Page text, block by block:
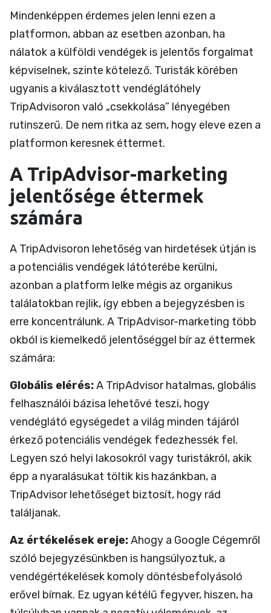
Mindenképpen érdemes jelen lenni ezen a
platformon, abban az esetben azonban, ha
nálatok a külföldi vendégek is jelentős forgalmat
képviselnek, szinte kötelező. Turisták körében
ugyanis a kiválasztott vendéglátóhely
TripAdvisoron való „csekkolása” lényegében
rutinszerű. De nem ritka az sem, hogy eleve ezen a
platformon keresnek éttermet.
A TripAdvisor-marketing
jelentősége éttermek
számára
A TripAdvisoron lehetőség van hirdetések útján is
a potenciális vendégek látóterébe kerülni,
azonban a platform lelke mégis az organikus
találatokban rejlik, így ebben a bejegyzésben is
erre koncentrálunk. A TripAdvisor-marketing több
okból is kiemelkedő jelentőséggel bír az éttermek
számára:
Globális elérés:A TripAdvisor hatalmas, globális
felhasználói bázisa lehetővé teszi, hogy
vendéglátó egységedet a világ minden tájáról
érkező potenciális vendégek fedezhessék fel.
Legyen szó helyi lakosokról vagy turistákról, akik
épp a nyaralásukat töltik kis hazánkban, a
TripAdvisor lehetőséget biztosít, hogy rád
találjanak.
Az értékelések ereje:Ahogy a Google Cégemről
szóló bejegyzésünkben is hangsúlyoztuk, a
vendégértékelések komoly döntésbefolyásoló
erővel bírnak. Ez ugyan kétélű fegyver, hiszen, ha